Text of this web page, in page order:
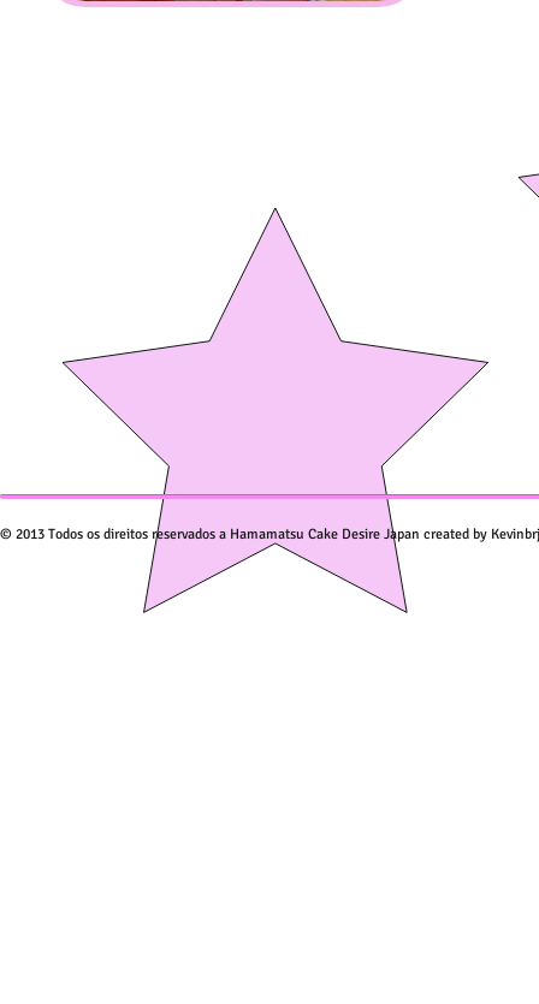
© 2013 Todos os direitos reservados a Hamamatsu Cake Desire Japan created by